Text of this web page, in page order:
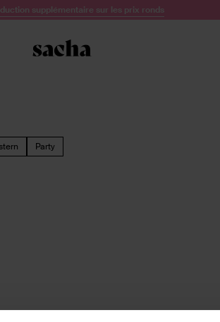
supplémentaire sur les prix ronds
Party